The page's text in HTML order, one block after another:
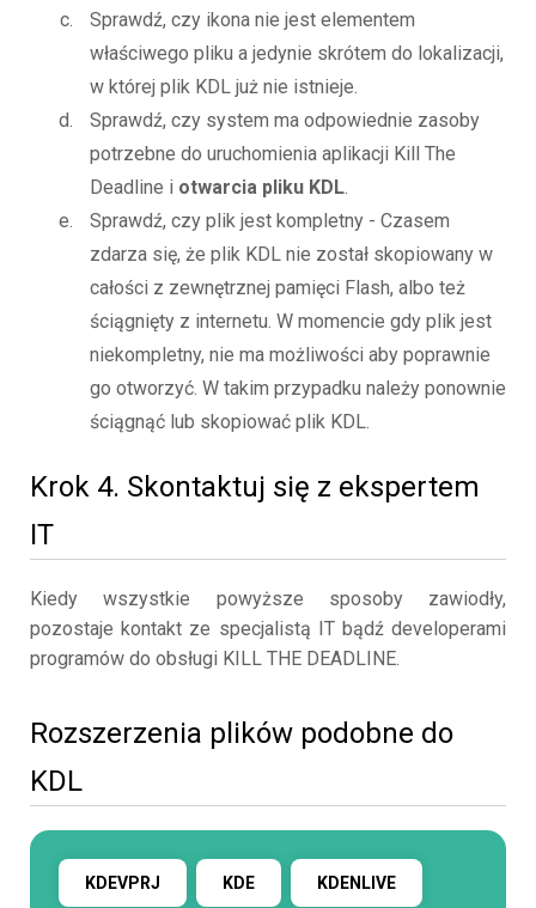
Sprawdź, czy ikona nie jest elementem
właściwego pliku a jedynie skrótem do lokalizacji,
w której plik KDL już nie istnieje.
Sprawdź, czy system ma odpowiednie zasoby
potrzebne do uruchomienia aplikacji Kill The
Deadline i otwarcia pliku KDL.
Sprawdź, czy plik jest kompletny - Czasem
zdarza się, że plik KDL nie został skopiowany w
całości z zewnętrznej pamięci Flash, albo też
ściągnięty z internetu. W momencie gdy plik jest
niekompletny, nie ma możliwości aby poprawnie
go otworzyć. W takim przypadku należy ponownie
ściągnąć lub skopiować plik KDL.
Krok 4. Skontaktuj się z ekspertem
IT
Kiedy wszystkie powyższe sposoby zawiodły,
pozostaje kontakt ze specjalistą IT bądź developerami
programów do obsługi KILL THE DEADLINE.
Rozszerzenia plików podobne do
KDL
KDEVPRJ KDE KDENLIVE